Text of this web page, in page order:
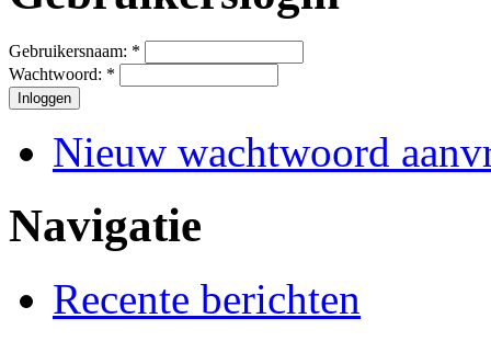
Gebruikersnaam: *
Wachtwoord: *
Nieuw wachtwoord
Navigatie
Recente berichten